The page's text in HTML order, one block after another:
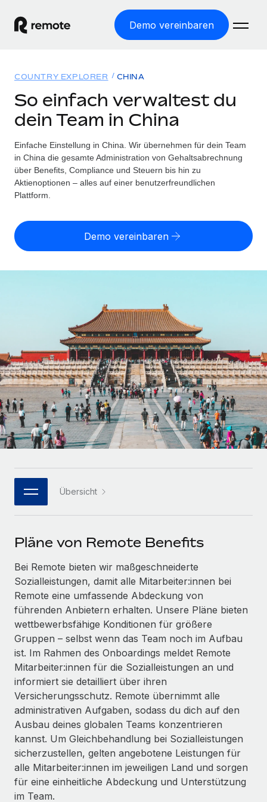
Demo vereinbaren
WELTWEITE BESCHÄFTIGUNG
Globale Payroll
Einfache, rechtssicher Payroll
Employer of Record
Weltweites Wachstum ohne Kosten für Niederlassungen
Contractor of Record
Rechtssichere, weltweite Arbeit mit Freelancer:innen
Globales Onboarding und Verwalten von
Auslagern von komplexen HR-Aufgaben
INFRASTRUKTUR
Remote Embedded
Nahtlose Integration der HR in bestehende Abläufe
Plattform
Integrierte HR-Kernfunktionen für dein Team
MCP
Integrationen
Tools
DIENSTLEISTUNGEN
Frag unsere Expert:innen
Hilfe von Expert:innen für globale HR & Compliance
Background-Checks
Einfacheres Bewerber:innen-Screening
Compliance Watchtower
Lückenlose Compliance
Geräteverwaltung
Globale Bereitstellung und Verfolgung von IT-
Geräten
Gründung von Niederlassungen
Schnelle, rechtssichere Gründung von
Lösungen
WELTWEITE ABDECKUNG
Country Explorer
Länderspezifische Unterstützung bei der Einstellung
Einfache Einstellung in allen US-Bundesstaaten
Agile HR- und Payroll-Lösungen für wachsende
Unternehmen
Mittelstand
Maßgeschneiderte HR-Lösungen, um Teams zu
vergrößern
Enterprise
Globale HR für Konzerne und Großunternehmen
PARTNER WERDEN
Flexible Einbettung von Global-HR-Funktionen in deine
Entdecke die Möglichkeiten einer Partnerschaft
Remote Build
Demnächst verfügbar
Beratung zu Integrationen und KI-Automatisierung
FALLSTUDIEN
So hat der KI-Vorreiter Weaviate sein Team mit
Remote um 120 % vergrößert
Weaviate auf einen Blick Weaviate entwickelt KI-basierte
Open-Source-Infrastrukturen. Das...
Mehr erfahren
Strategische Partnerschaft zwischen
Reverse Tech und Remote für Contractor
Ressourcen
TOOLS UND RECHNER
Scheinselbstständigkeitsrisiko berechnen
Personalkostenrechner
Honorarzahlungen berechnen
Informationen zu möglichen Währungen und
Abwicklungsfristen für globale Freelancer:innen
LERNEN MIT REMOTE
Forschung und Leitfäden
Fallstudien
HR-Glossar
Bibliothek für Stellenbeschreibungen
Webinare
Events
Newsroom
Informationen zu Gehältern und Qualifikationen
Insights Center
Hol dir Unterstützung
BLOG
Globale Payroll
EOR und PEO
Contractor Management
Steuern
Preise
Deutsch
Español
Italiano
Português (Portugal)
한국어
COUNTRY EXPLORER CHINA
So einfach verwaltest du
dein Team in China
Einfache Einstellung in China. Wir übernehmen für dein Team
in China die gesamte Administration von Gehaltsabrechnung
über Benefits, Compliance und Steuern bis hin zu
Aktienoptionen – alles auf einer benutzerfreundlichen
Plattform.
Demo vereinbaren
Übersicht
Pläne von Remote Benefits
Bei Remote bieten wir maßgeschneiderte
Sozialleistungen, damit alle Mitarbeiter:innen bei
Remote eine umfassende Abdeckung von
führenden Anbietern erhalten. Unsere Pläne bieten
wettbewerbsfähige Konditionen für größere
Gruppen – selbst wenn das Team noch im Aufbau
ist. Im Rahmen des Onboardings meldet Remote
Mitarbeiter:innen für die Sozialleistungen an und
informiert sie detailliert über ihren
Versicherungsschutz. Remote übernimmt alle
administrativen Aufgaben, sodass du dich auf den
Ausbau deines globalen Teams konzentrieren
kannst. Um Gleichbehandlung bei Sozialleistungen
sicherzustellen, gelten angebotene Leistungen für
alle Mitarbeiter:innen im jeweiligen Land und sorgen
für eine einheitliche Abdeckung und Unterstützung
im Team.